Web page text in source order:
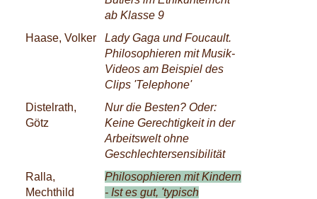
ab Klasse 9
Haase, Volker
Lady Gaga und Foucault.
Philosophieren mit Musik-
Videos am Beispiel des
Clips 'Telephone'
Distelrath,
Götz
Nur die Besten? Oder:
Keine Gerechtigkeit in der
Arbeitswelt ohne
Geschlechtersensibilität
Ralla,
Mechthild
Philosophieren mit Kindern
- Ist es gut, 'typisch